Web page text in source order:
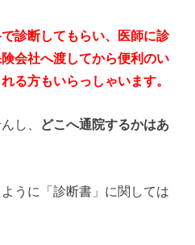
診断してもらい、医師に診
会社へ渡してから便利のい
る方もいらっしゃいます。
し、 どこへ通院するかはあ
うに「診断書」に関しては